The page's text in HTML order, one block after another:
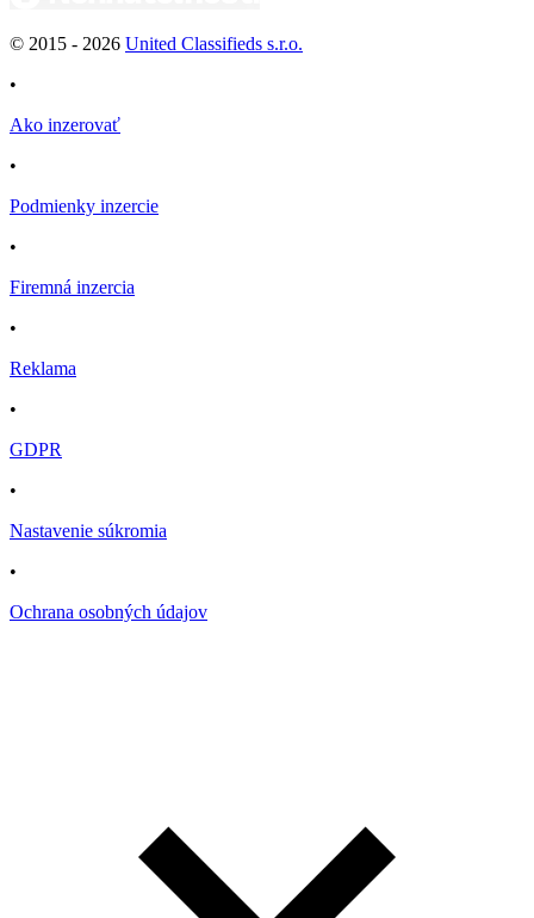
© 2015 - 2026 United Classifieds s.r.o.
•
Ako inzerovať
•
Podmienky inzercie
•
Firemná inzercia
•
Reklama
•
GDPR
•
Nastavenie súkromia
•
Ochrana osobných údajov